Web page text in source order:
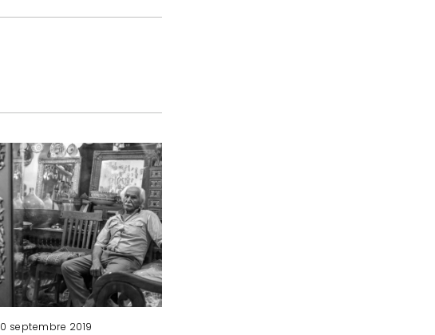
septembre 2019